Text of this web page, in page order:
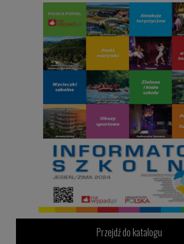
Przejdź do katalogu